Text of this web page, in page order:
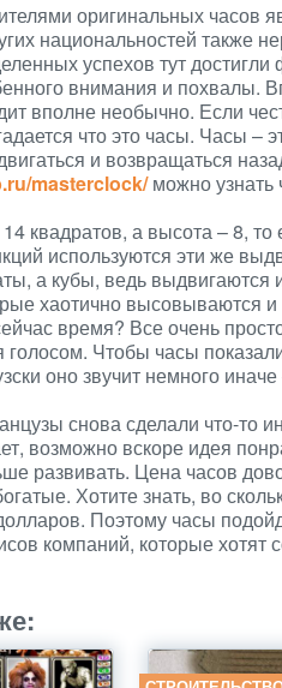
оригинальных часов
национальностей также
успехов тут
внимания и похвалы.
вполне необычно. Если
что это часы. Часы –
и возвращаться
masterclock/можно узнать
квадратов, а высота – 8,
используются эти же
а кубы, ведь
хаотично высовываются
время? Все очень
голосом. Чтобы часы
оно звучит немного
снова сделали что-то
возможно вскоре идея
развивать. Цена часов
Хотите знать, во
Поэтому часы
компаний, которые хотят